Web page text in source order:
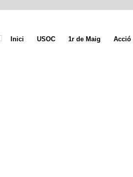
Inici USOC 1r de Maig Acció